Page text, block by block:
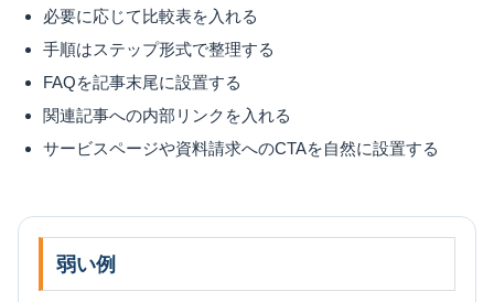
必要に応じて比較表を入れる
手順はステップ形式で整理する
FAQを記事末尾に設置する
関連記事への内部リンクを入れる
サービスページや資料請求へのCTAを自然に設置する
弱い例